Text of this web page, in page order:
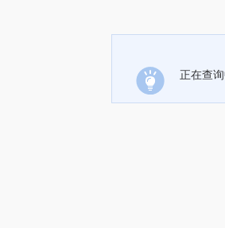
正在查